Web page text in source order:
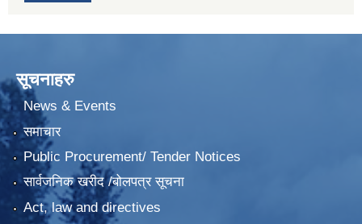
सूचनाहरु
News & Events
समाचार
Public Procurement/ Tender Notices
सार्वजनिक खरीद /बोलपत्र सूचना
Act, law and directives